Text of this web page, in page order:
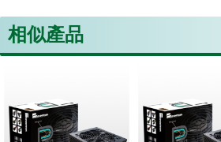
相似產品